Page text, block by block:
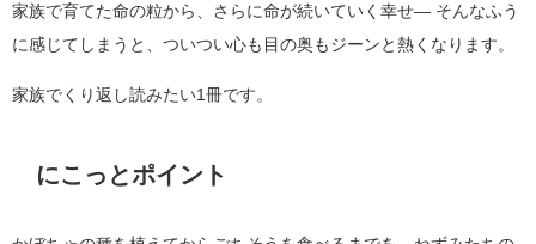
家族で育てた命の粒から、さらに命が続いていく幸せ― そんなふう
に感じてしまうと、ついつい心も目の奥もジーンと熱くなります。
家族でくり返し読みたい1冊です。
にこっとポイント